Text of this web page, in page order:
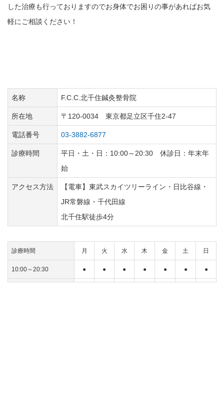
した治療も行っておりますのでお身体でお困りの事があればお気
軽にご相談ください！
名称 F.C.C.北千住鍼灸整骨院
所在地 〒120-0034 東京都足立区千住2-47
電話番号 03-3882-6877
診療時間
平日・土・日：10:00～20:30 休診日：年末年
始
アクセス方法
【電車】東武スカイツリーライン・日比谷線・
JR常磐線・千代田線
北千住駅徒歩4分
診療時間 月 火 水 木 金 土 日
10:00～20:30 ● ● ● ● ● ● ●